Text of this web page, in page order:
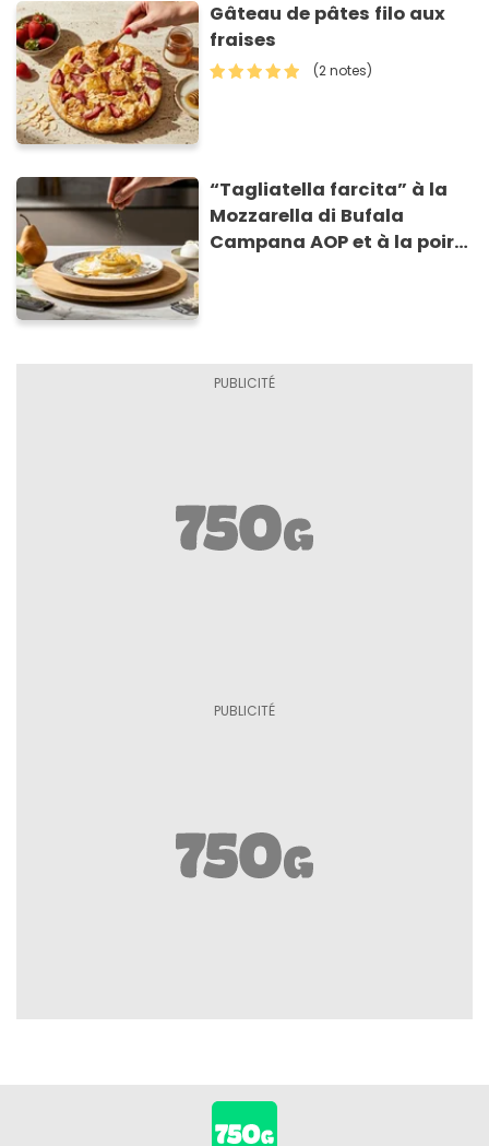
Gâteau de pâtes filo aux
fraises
(2 notes)
“Tagliatella farcita” à la
Mozzarella di Bufala
Campana AOP et à la poire